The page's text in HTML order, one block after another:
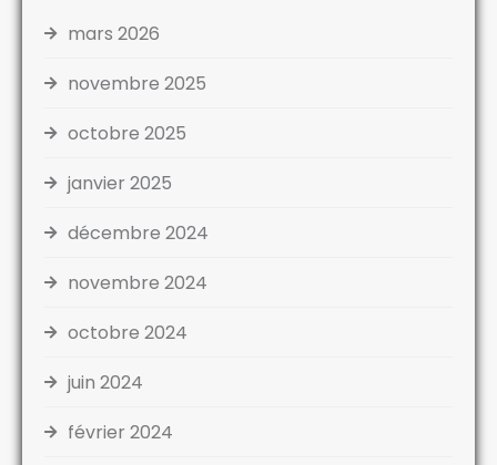
mars 2026
novembre 2025
octobre 2025
janvier 2025
décembre 2024
novembre 2024
octobre 2024
juin 2024
février 2024